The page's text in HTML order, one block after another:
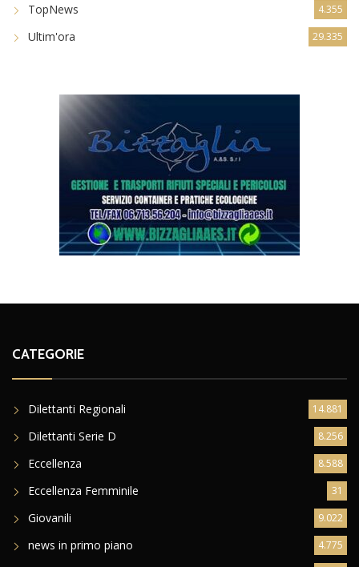
TopNews 4.355
Ultim'ora 29.335
CATEGORIE
Dilettanti Regionali 14.881
Dilettanti Serie D 8.256
Eccellenza 8.588
Eccellenza Femminile 31
Giovanili 9.022
news in primo piano 4.775